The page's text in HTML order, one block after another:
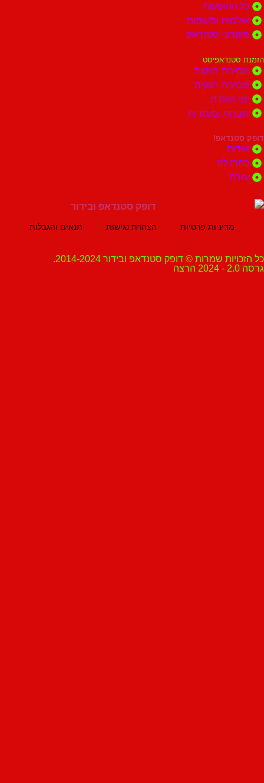
ומקומות
סטנדאפ
רווקות
רווקים
ומוסדות
לנו
מדיניות פרטיות הצהרת נגישות תנאים והגבלות
שמרות © דופק סטנדאפ ובידור 2014-2024.